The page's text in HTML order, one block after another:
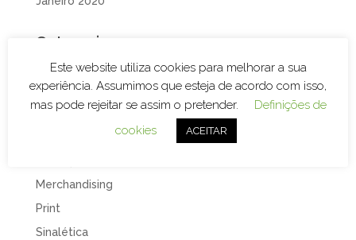
Categorias
Branding
Decoração de Espaços
Decoração de Viaturas
Design e Publicidade
Merchandising
Print
Sinalética
Este website utiliza cookies para melhorar a sua
experiência. Assumimos que esteja de acordo com isso,
mas pode rejeitar se assim o pretender.
Definições de
cookies
ACEITAR